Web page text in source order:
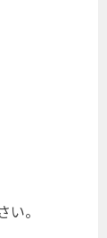
。